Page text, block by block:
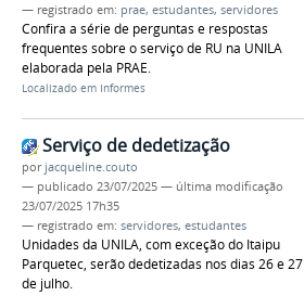
— registrado em: prae, estudantes, servidores
Confira a série de perguntas e respostas
frequentes sobre o serviço de RU na UNILA
elaborada pela PRAE.
Localizado em Informes
Serviço de dedetização
por jacqueline.couto
— publicado 23/07/2025 — última modificação
23/07/2025 17h35
— registrado em: servidores, estudantes
Unidades da UNILA, com exceção do Itaipu
Parquetec, serão dedetizadas nos dias 26 e 27
de julho.